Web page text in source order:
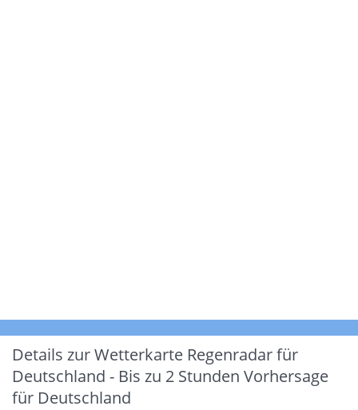
Details zur Wetterkarte Regenradar für
Deutschland - Bis zu 2 Stunden Vorhersage
für Deutschland